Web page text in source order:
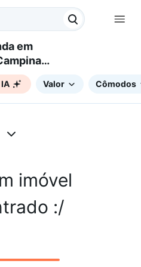
Valor Cômodos
imóvel
:/